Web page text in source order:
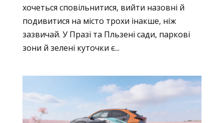
хочеться сповільнитися, вийти назовні й
подивитися на місто трохи інакше, ніж
зазвичай. У Празі та Пльзені сади, паркові
зони й зелені куточки є...
Nezbytné
soubory